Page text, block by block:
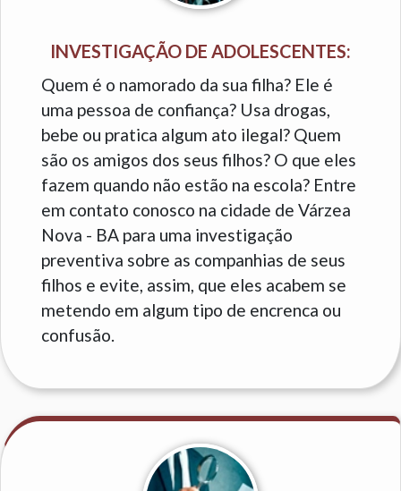
INVESTIGAÇÃO DE ADOLESCENTES:
Quem é o namorado da sua filha? Ele é
uma pessoa de confiança? Usa drogas,
bebe ou pratica algum ato ilegal? Quem
são os amigos dos seus filhos? O que eles
fazem quando não estão na escola? Entre
em contato conosco na cidade de Várzea
Nova - BA para uma investigação
preventiva sobre as companhias de seus
filhos e evite, assim, que eles acabem se
metendo em algum tipo de encrenca ou
confusão.